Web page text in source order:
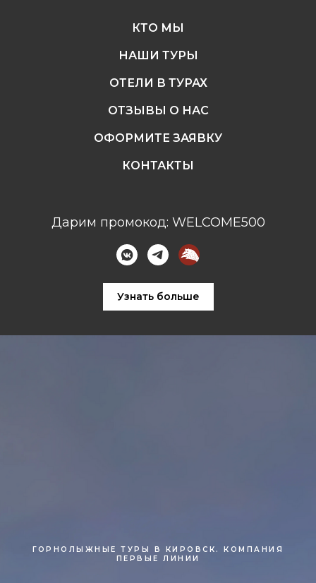
КТО МЫ
НАШИ ТУРЫ
ОТЕЛИ В ТУРАХ
ОТЗЫВЫ О НАС
ОФОРМИТЕ ЗАЯВКУ
КОНТАКТЫ
Дарим промокод: WELCOME500
Узнать больше
ГОРНОЛЫЖНЫЕ ТУРЫ В КИРОВСК. КОМПАНИЯ
ПЕРВЫЕ ЛИНИИ